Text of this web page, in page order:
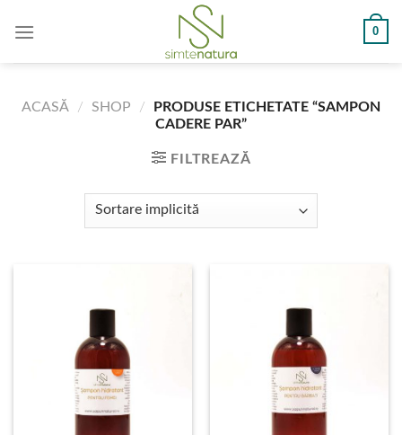
0
ACASĂ / SHOP /
PRODUSE ETICHETATE “SAMPON
CADERE PAR”
FILTREAZĂ